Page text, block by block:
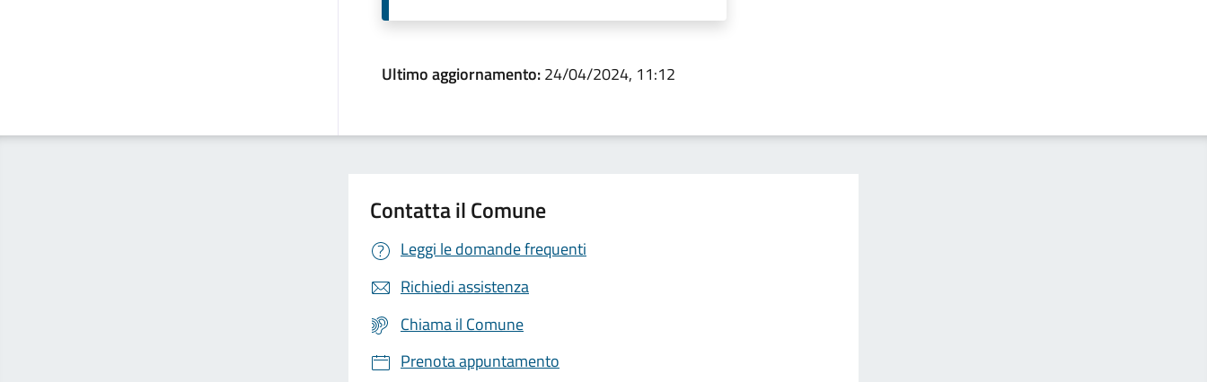
Ultimo aggiornamento:24/04/2024, 11:12
Contatta il Comune
Leggi le domande frequenti
Richiedi assistenza
Chiama il Comune
Prenota appuntamento